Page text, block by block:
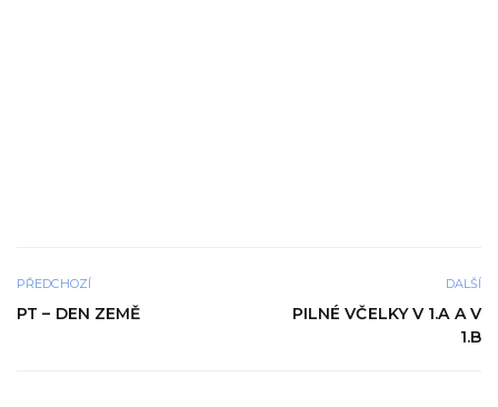
PŘEDCHOZÍ
PT – DEN ZEMĚ
DALŠÍ
PILNÉ VČELKY V 1.A A V
1.B